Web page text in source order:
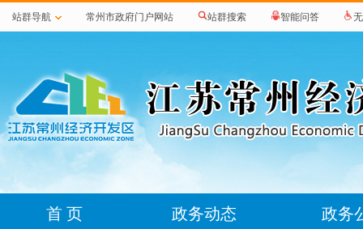
站群导航 常州市政府门户网站 站群搜索 智能问答
首 页 政务动态 政务